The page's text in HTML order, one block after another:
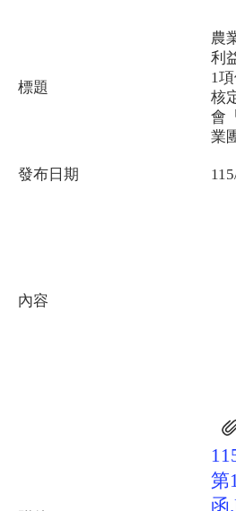
標題
農
利
1
核
會
業
發布日期
內容
第
函